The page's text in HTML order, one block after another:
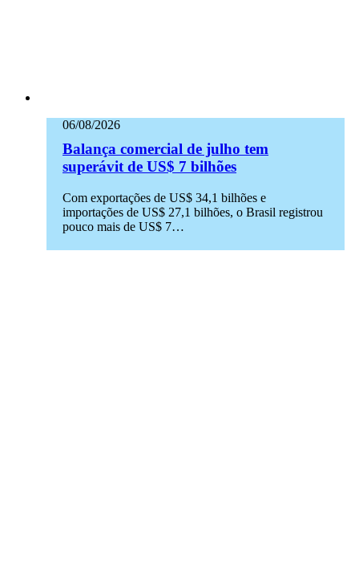
06/08/2026
Balança comercial de julho tem
superávit de US$ 7 bilhões
Com exportações de US$ 34,1 bilhões e
importações de US$ 27,1 bilhões, o Brasil registrou
pouco mais de US$ 7…